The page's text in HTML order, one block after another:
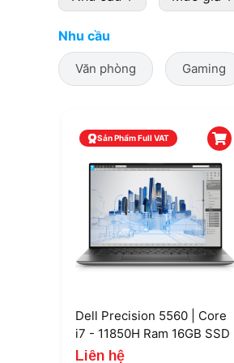
Nhu cầu
Văn phòng Gaming
Sản Phẩm Full VAT
Dell Precision 5560 | Core
i7 - 11850H Ram 16GB SSD
512GB RTX A2000 15.6''
Liên hệ